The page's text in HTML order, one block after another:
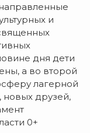
и
дня дети
а во второй
лагерной
новых друзей,
0+